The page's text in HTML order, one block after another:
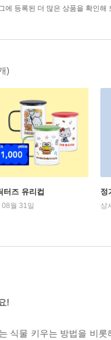
에 등록된 더 많은 상품을 확인해
)
터즈 유리컵
월 31일
정
상
!
식물 키우는 방법을 비